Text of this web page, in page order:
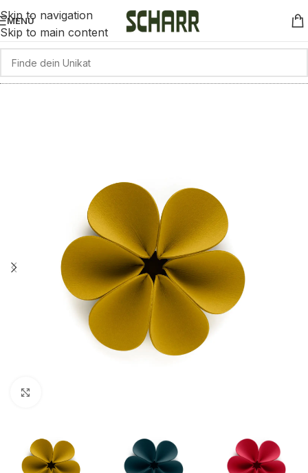
Skip to navigation
Skip to main content
MENÜ